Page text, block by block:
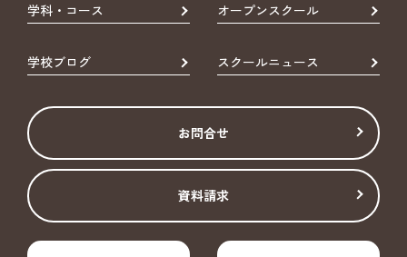
学科・コース オープンスクール
学校ブログ スクールニュース
お問合せ
資料請求